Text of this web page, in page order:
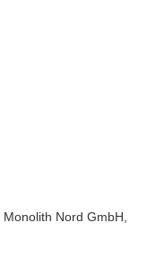
Monolith Nord GmbH,